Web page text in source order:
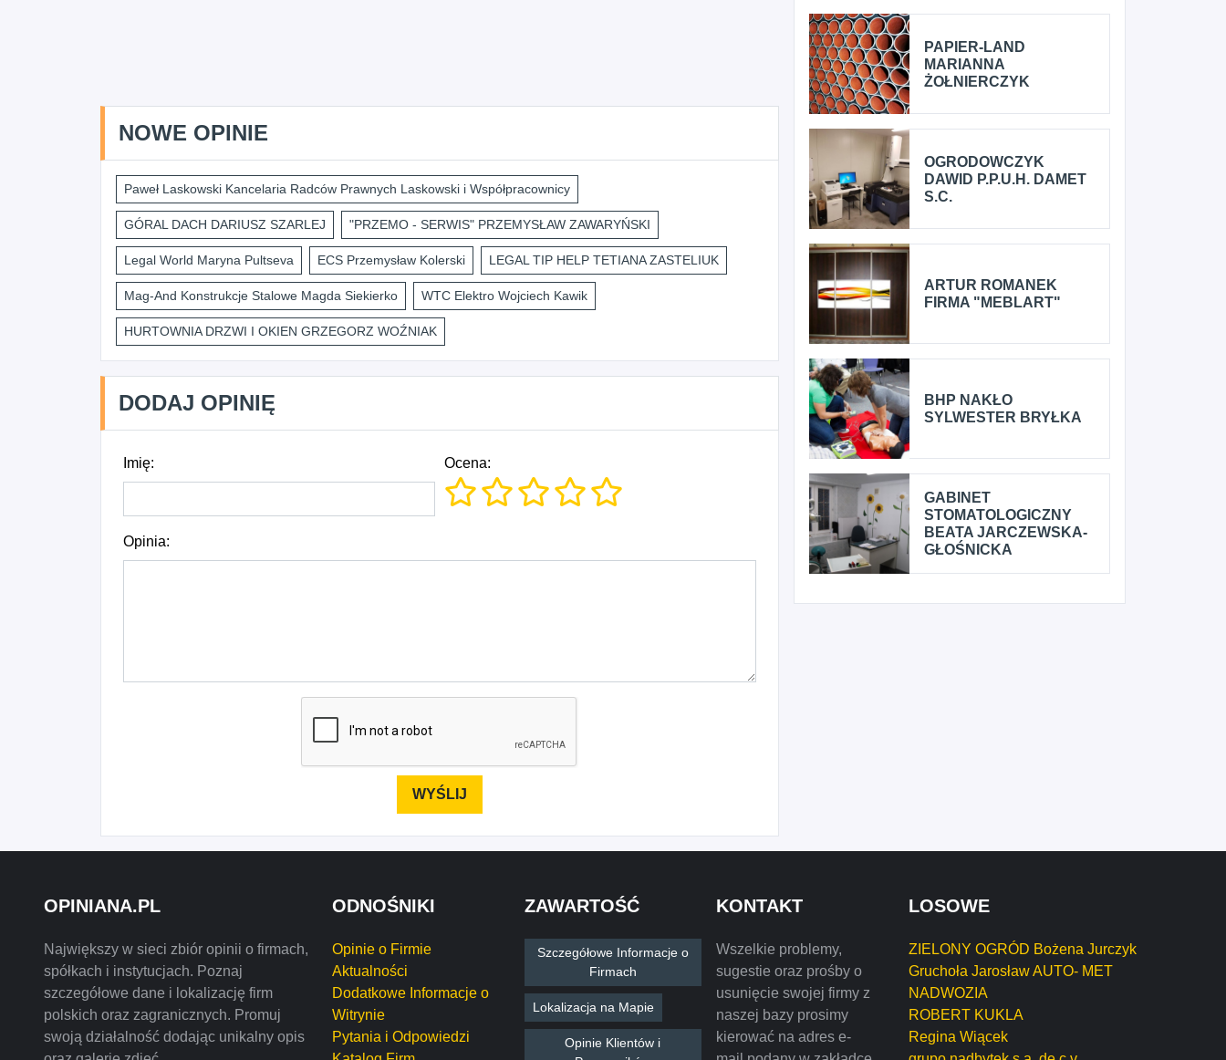
NOWE OPINIE
Paweł Laskowski Kancelaria Radców Prawnych Laskowski i Współpracownicy
GÓRAL DACH DARIUSZ SZARLEJ "PRZEMO - SERWIS" PRZEMYSŁAW ZAWARYŃSKI
Legal World Maryna Pultseva ECS Przemysław Kolerski LEGAL TIP HELP TETIANA ZASTELIUK
Mag-And Konstrukcje Stalowe Magda Siekierko WTC Elektro Wojciech Kawik
HURTOWNIA DRZWI I OKIEN GRZEGORZ WOŹNIAK
DODAJ OPINIĘ
Imię: Ocena:
Opinia:
PAPIER-LAND
MARIANNA
ŻOŁNIERCZYK
OGRODOWCZYK
DAWID P.P.U.H. DAMET
S.C.
ARTUR ROMANEK
FIRMA "MEBLART"
BHP NAKŁO
SYLWESTER BRYŁKA
GABINET
STOMATOLOGICZNY
BEATA JARCZEWSKA-
GŁOŚNICKA
OPINIANA.PL
Największy w sieci zbiór opinii o firmach,
spółkach i instytucjach. Poznaj
szczegółowe dane i lokalizację firm
polskich oraz zagranicznych. Promuj
swoją działalność dodając unikalny opis
ODNOŚNIKI
Opinie o Firmie
Aktualności
Dodatkowe Informacje o
Witrynie
Pytania i Odpowiedzi
ZAWARTOŚĆ
Szczegółowe Informacje o
Firmach
Lokalizacja na Mapie
Opinie Klientów i
KONTAKT
Wszelkie problemy,
sugestie oraz prośby o
usunięcie swojej firmy z
naszej bazy prosimy
kierować na adres e-
LOSOWE
ZIELONY OGRÓD Bożena Jurczyk
Gruchoła Jarosław AUTO- MET
NADWOZIA
ROBERT KUKLA
Regina Wiącek